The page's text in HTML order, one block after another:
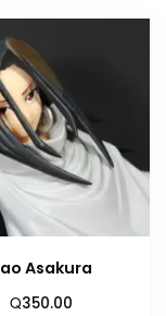
Asakura
Q350.00